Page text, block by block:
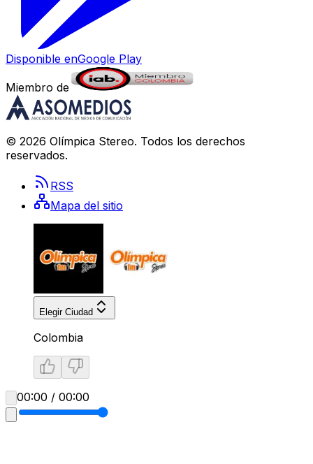
Disponible enGoogle Play
Miembro de
© 2026 Olímpica Stereo. Todos los derechos
reservados.
RSS
Mapa del sitio
Elegir Ciudad
Colombia
00:00 / 00:00